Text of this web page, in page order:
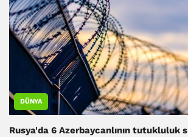
DÜNYA
Rusya'da 6 Azerbaycanlının tutukluluk